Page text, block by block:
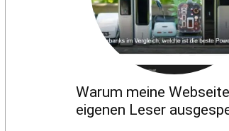
Warum meine
eigenen Leser